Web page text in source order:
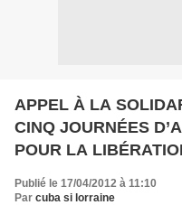
APPEL À LA
CINQ JOURNÉES
POUR LA
Publié le 17/04/2012 à 11:10
Par cuba si lorraine